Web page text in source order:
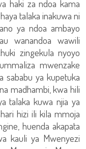
haki za ndoa kama
talaka inakuwa ni
ya ndoa ambayo
wanandoa wawili
zingekula nyoyo
mwenzake
sababu ya kupetuka
madhambi, kwa hili
talaka kuwa njia ya
hizi ili kila mmoja
huenda akapata
kauli ya Mwenyezi